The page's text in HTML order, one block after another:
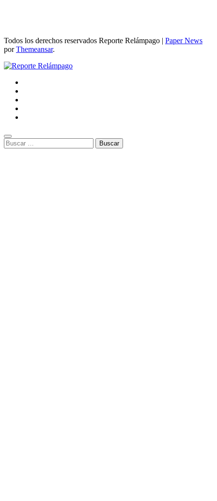
Todos los derechos reservados Reporte Relámpago | Paper News
porThemeansar.
Buscar: